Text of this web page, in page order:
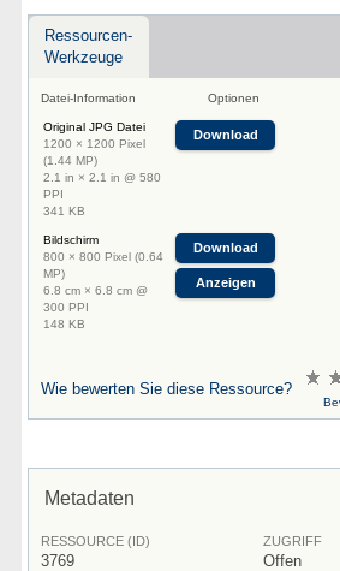
Ressourcen-
Werkzeuge
Datei-Information Optionen
Original JPG Datei
1200 × 1200 Pixel
(1.44 MP)
2.1 in × 2.1 in @ 580
PPI
341 KB
Download
Bildschirm
800 × 800 Pixel (0.64
MP)
6.8 cm × 6.8 cm @
300 PPI
148 KB
Download
Anzeigen
Wie bewerten Sie diese Ressource?
Metadaten
RESSOURCE (ID)
3769
ZUGRIFF
Offen